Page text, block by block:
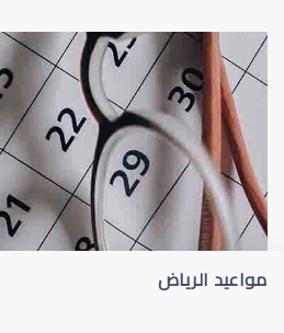
اعتلال الشبكية السكري الشبكية
مواعيد الرياض